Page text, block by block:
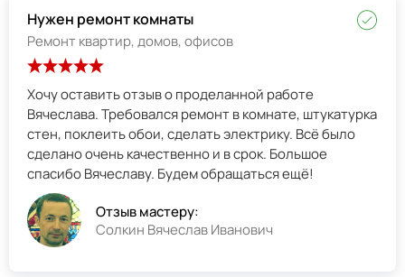
Нужен ремонт комнаты
Ремонт квартир, домов, офисов
Хочу оставить отзыв о проделанной работе
Вячеслава. Требовался ремонт в комнате, штукатурка
стен, поклеить обои, сделать электрику. Всё было
сделано очень качественно и в срок. Большое
спасибо Вячеславу. Будем обращаться ещё!
Отзыв мастеру:
Солкин Вячеслав Иванович